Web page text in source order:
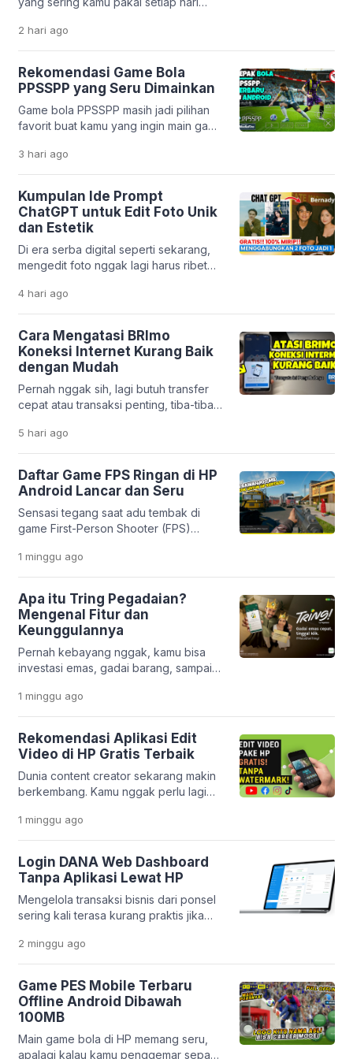
korban bisa terjebak bunga tinggi,
Indonesia? Mulai dari pesan ojek,
belanja online, sampai belajar,
semuanya bisa dilakukan lewat karya
anak bangsa. Perkembangan teknologi
digital di Indonesia memang sangat
pesat. Banyak startup lokal yang
berhasil menciptakan solusi praktis
mempermudah hidup, aplikasi […]
2 hari ago
Rekomendasi Game Bola
PPSSPP yang Seru Dimainkan
Game bola PPSSPP masih jadi pilihan
favorit buat kamu yang ingin main game
perangkat mahal. Emulator PPSSPP
memungkinkan kamu menjalankan
game PSP dengan lancar, bahkan di
HP dengan spesifikasi menengah ke
bawah. Menariknya, beberapa game
masih mendapatkan update dari
komunitas. Mulai dari transfer pemain
terbaru sampai patch liga […]
3 hari ago
Kumpulan Ide Prompt
ChatGPT untuk Edit Foto Unik
dan Estetik
Di era serba digital seperti sekarang,
mengedit foto nggak lagi harus ribet
kemajuan teknologi kecerdasan buatan
seperti ChatGPT, kamu cukup
mengetikkan perintah teks untuk
mengubah tampilan foto jadi lebih
estetik dan unik. Mulai dari efek
sinematik ala film, tampilan 3D yang
modern, sampai gaya anime yang lucu,
semuanya bisa […]
4 hari ago
Cara Mengatasi BRImo
Koneksi Internet Kurang Baik
dengan Mudah
Pernah nggak sih, lagi butuh transfer
cepat atau transaksi penting, tiba-tiba
kurang baik” di aplikasi BRImo?
Rasanya pasti bikin panik, apalagi kalau
situasinya mendesak. Masalah ini
memang cukup sering dialami oleh
nasabah Bank BRI. Tapi tenang,
penyebabnya nggak selalu karena
server gangguan. Justru, dalam banyak
pengaturan di […]
5 hari ago
Daftar Game FPS Ringan di HP
Android Lancar dan Seru
Sensasi tegang saat adu tembak di
game First-Person Shooter (FPS)
di rumah atau lagi santai di luar, genre
ini nggak pernah gagal memacu
adrenalin. Masalahnya, nggak semua
orang punya HP flagship dengan
storage besar. Banyak pengguna
Android masih pakai HP entry-level
yang sering ngelag kalau dipakai main
game berat. Belum […]
1 minggu ago
Apa itu Tring Pegadaian?
Mengenal Fitur dan
Keunggulannya
Pernah kebayang nggak, kamu bisa
investasi emas, gadai barang, sampai
satu aplikasi di HP? Di era digital
seperti sekarang, semua itu bukan lagi
hal yang sulit. Melalui inovasi
terbarunya, PT Pegadaian
menghadirkan aplikasi yang makin
lengkap dan praktis. Layanan
Pegadaian Digital kini berevolusi jadi
terintegrasi. […]
1 minggu ago
Rekomendasi Aplikasi Edit
Video di HP Gratis Terbaik
Dunia content creator sekarang makin
berkembang. Kamu nggak perlu lagi
keren. Cukup pakai HP, kamu sudah
bisa menghasilkan konten yang
menarik dan profesional. Platform
seperti TikTok, Instagram Reels, dan
YouTube Shorts bikin kebutuhan
editing video makin tinggi. Tapi
masalahnya, banyak orang bingung
gratis, mudah dipakai, […]
1 minggu ago
Login DANA Web Dashboard
Tanpa Aplikasi Lewat HP
Mengelola transaksi bisnis dari ponsel
sering kali terasa kurang praktis jika
sekaligus. Apalagi jika memori HP
sudah mulai penuh atau kamu ingin
bekerja lebih cepat tanpa berpindah-
pindah aplikasi. Kabar baiknya, DANA
menyediakan layanan Dashboard Web
yang bisa diakses langsung melalui
browser. Platform ini memudahkan
2 minggu ago
Game PES Mobile Terbaru
Offline Android Dibawah
100MB
Main game bola di HP memang seru,
apalagi kalau kamu penggemar sepak